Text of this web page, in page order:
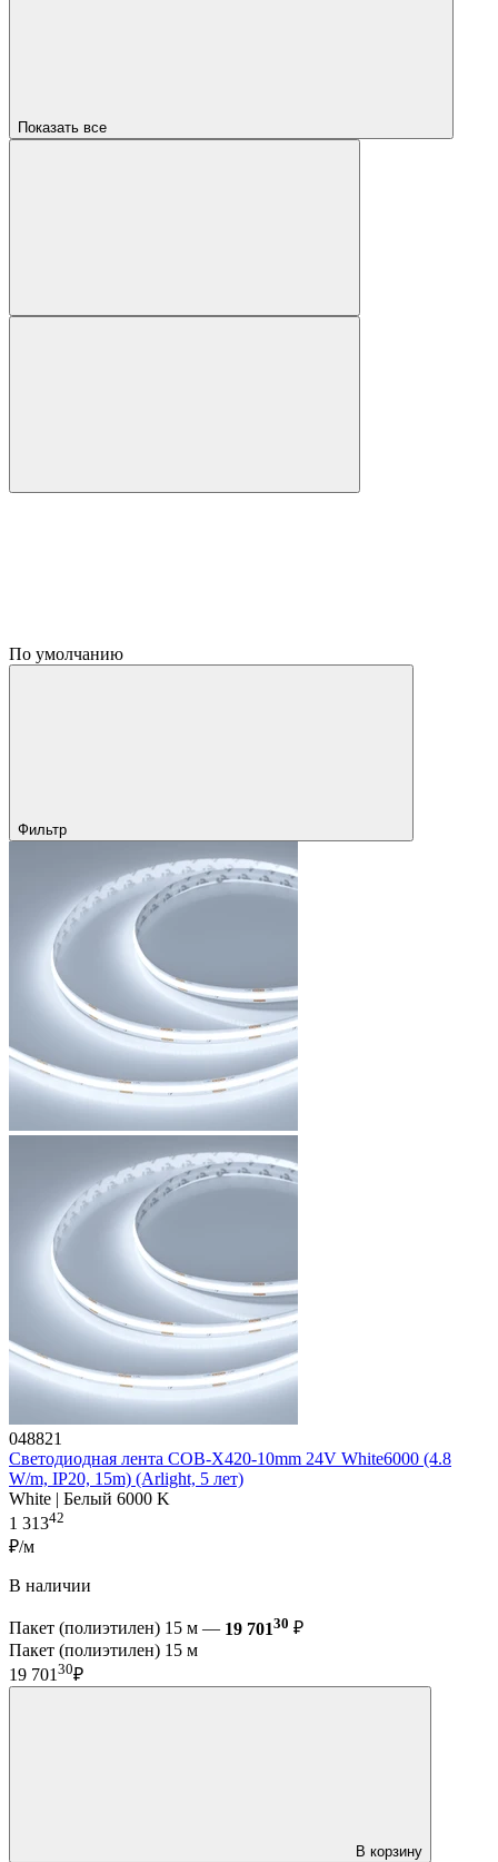
Показать все
По умолчанию
Фильтр
048821
Светодиодная лента COB-X420-10mm 24V White6000 (4.8
W/m, IP20, 15m) (Arlight, 5 лет)
White | Белый 6000 K
1 31342
₽/м
В наличии
Пакет (полиэтилен) 15 м — 19 70130 ₽
Пакет (полиэтилен) 15 м
19 701 30₽
В корзину